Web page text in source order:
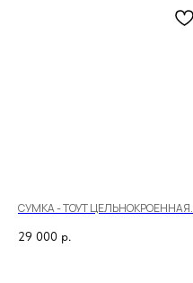
СУМКА - ТОУТ ЦЕЛЬНОКРОЕННАЯ.
29 000 р.